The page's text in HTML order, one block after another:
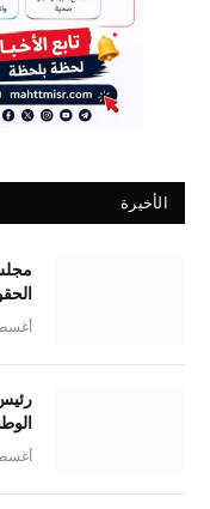
الأخيرة
أغسطس
أغسطس